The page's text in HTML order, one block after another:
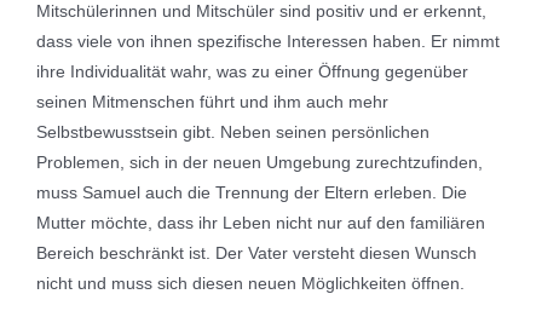
Mitschülerinnen und Mitschüler sind positiv und er erkennt,
dass viele von ihnen spezifische Interessen haben. Er nimmt
ihre Individualität wahr, was zu einer Öffnung gegenüber
seinen Mitmenschen führt und ihm auch mehr
Selbstbewusstsein gibt. Neben seinen persönlichen
Problemen, sich in der neuen Umgebung zurechtzufinden,
muss Samuel auch die Trennung der Eltern erleben. Die
Mutter möchte, dass ihr Leben nicht nur auf den familiären
Bereich beschränkt ist. Der Vater versteht diesen Wunsch
nicht und muss sich diesen neuen Möglichkeiten öffnen.